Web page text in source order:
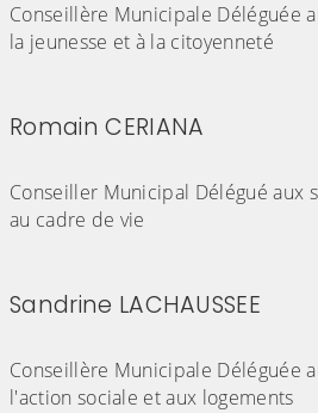
Conseillère Municipale Déléguée
la jeunesse et à la citoyenneté
Romain CERIANA
Conseiller Municipal Délégué aux
au cadre de vie
Sandrine LACHAUSSEE
Conseillère Municipale Déléguée
l'action sociale et aux logements